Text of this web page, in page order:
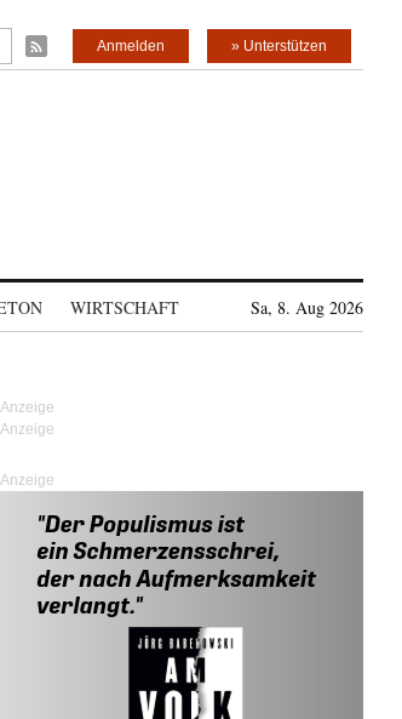
» Unterstützen
Anmelden
WIRTSCHAFT Sa, 8. Aug 2026
Anzeige